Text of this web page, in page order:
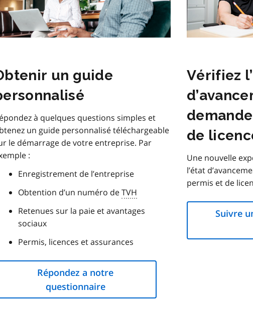
un guide
à quelques questions simples et
un guide personnalisé téléchargeable
le démarrage de votre entreprise. Par
:
Enregistrement de l’entreprise
Obtention d’un numéro deTVH
Retenues sur la paie et avantages
sociaux
Permis, licences et assurances
Répondez a notre
questionnaire
Vérifiez
de
Une nouvelle
l’état
permis et de
Suivre